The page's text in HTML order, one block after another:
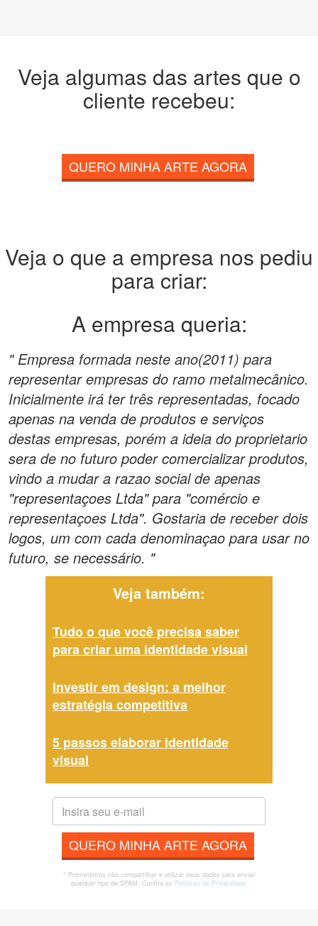
Veja algumas das artes que o
cliente recebeu:
QUERO MINHA ARTE AGORA
Veja o que a empresa nos pediu
para criar:
A empresa queria:
" Empresa formada neste ano(2011) para
representar empresas do ramo metalmecânico.
Inicialmente irá ter três representadas, focado
apenas na venda de produtos e serviços
destas empresas, porém a ideia do proprietario
sera de no futuro poder comercializar produtos,
vindo a mudar a razao social de apenas
"representaçoes Ltda" para "comércio e
representaçoes Ltda". Gostaria de receber dois
logos, um com cada denominaçao para usar no
futuro, se necessário. "
Veja também:
Tudo o que você precisa saber
para criar uma identidade visual
Investir em design: a melhor
estratégia competitiva
5 passos elaborar identidade
visual
QUERO MINHA ARTE AGORA
* Prometemos não compartilhar e utilizar seus dados para enviar
qualquer tipo de SPAM. Confira as Políticas de Privacidade.